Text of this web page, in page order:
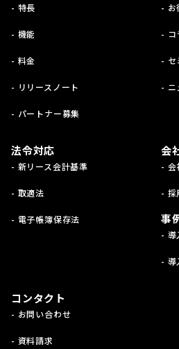
- 特長
- 機能
- 料金
- リリースノート
- パートナー募集
- お
- コ
- セ
- ニ
法令対応
- 新リース会計基準
- 取適法
- 電子帳簿保存法
会
- 会
- 採
事
- 導
- 導
コンタクト
- お問い合わせ
- 資料請求